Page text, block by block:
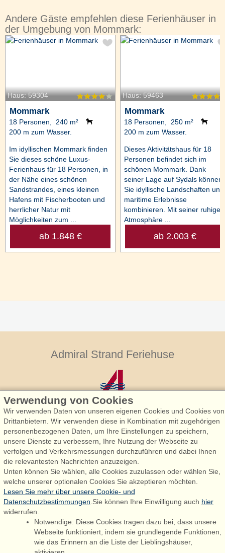
Andere Gäste empfehlen diese Ferienhäuser in
der Umgebung von Mommark:
Haus: 59304
Mommark
18 Personen, 240 m²
200 m zum Wasser.
Im idyllischen Mommark finden
Sie dieses schöne Luxus-
Ferienhaus für 18 Personen, in
der Nähe eines schönen
Sandstrandes, eines kleinen
Hafens mit Fischerbooten und
herrlicher Natur mit
Möglichkeiten zum ...
ab 1.848 €
Haus: 59463
Mommark
18 Personen, 250 m²
200 m zum Wasser.
Dieses Aktivitätshaus für 18
Personen befindet sich im
schönen Mommark. Dank
seiner Lage auf Sydals können
Sie idyllische Landschaften und
maritime Erlebnisse
kombinieren. Mit seiner ruhigen
Atmosphäre ...
ab 2.003 €
Admiral Strand Feriehuse
Admiral Strand Feriehuse, Lønne
Houstrupvej 170, Lønne
6830 Nørre Nebel
booking@admiralstrand.com
+45 70 60 87 78
Følg os på: Facebook
Verwendung von Cookies
Wir verwenden Daten von unseren eigenen Cookies und Cookies von
Drittanbietern. Wir verwenden diese in Kombination mit zugehörigen
personenbezogenen Daten, um Ihre Einstellungen zu speichern,
unsere Dienste zu verbessern, Ihre Nutzung der Webseite zu
verfolgen und Verkehrsmessungen durchzuführen und dabei Ihnen
die relevantesten Nachrichten anzuzeigen.
Unten können Sie wählen, alle Cookies zuzulassen oder wählen Sie,
welche unserer optionalen Cookies Sie akzeptieren möchten.
Lesen Sie mehr über unsere Cookie- und
Datenschutzbestimmungen .Sie können Ihre Einwilligung auch hier
widerrufen.
Notwendige: Diese Cookies tragen dazu bei, dass unsere
Webseite funktioniert, indem sie grundlegende Funktionen,
wie das Erinnern an die Liste der Lieblingshäuser,